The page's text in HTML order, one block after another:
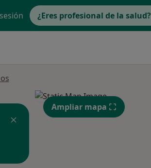
¿Eres profesional de la salud?
Ampliar mapa